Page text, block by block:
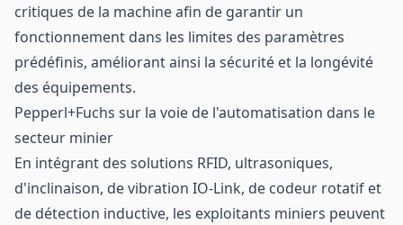
critiques de la machine afin de garantir un
fonctionnement dans les limites des paramètres
prédéfinis, améliorant ainsi la sécurité et la longévité
des équipements.
Pepperl+Fuchs sur la voie de l'automatisation dans le
secteur minier
En intégrant des solutions RFID, ultrasoniques,
d'inclinaison, de vibration IO-Link, de codeur rotatif et
de détection inductive, les exploitants miniers peuvent